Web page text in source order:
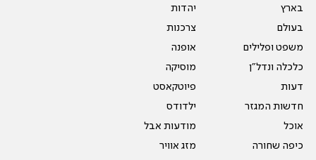
בארץ
בעולם
משפט ופלילים
כלכלה ונדל"ן
דעות
חדשות המגזר
אוכל
כיפה שחורה
יהדות
צרכנות
אופנה
מוסיקה
פיוטקאסט
ילדודס
מודעות אבל
מזג אוויר